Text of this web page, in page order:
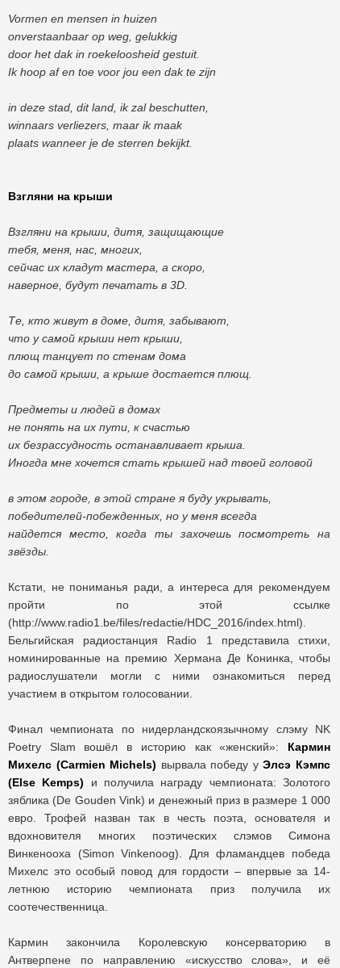
Vormen en mensen in huizen
onverstaanbaar op weg, gelukkig
door het dak in roekeloosheid gestuit.
Ik hoop af en toe voor jou een dak te zijn
in deze stad, dit land, ik zal beschutten,
winnaars verliezers, maar ik maak
plaats wanneer je de sterren bekijkt.
Взгляни на крыши
Взгляни на крыши, дитя, защищающие
тебя, меня, нас, многих,
сейчас их кладут мастера, а скоро,
наверное, будут печатать в 3D.
Те, кто живут в доме, дитя, забывают,
что у самой крыши нет крыши,
плющ танцует по стенам дома
до самой крыши, а крыше достается плющ.
Предметы и людей в домах
не понять на их пути, к счастью
их безрассудность останавливает крыша.
Иногда мне хочется стать крышей над твоей головой
в этом городе, в этой стране я буду укрывать,
победителей-побежденных, но у меня всегда
найдется место, когда ты захочешь посмотреть на
звёзды.
Кстати, не пониманья ради, а интереса для рекомендуем
пройти по этой ссылке
(http://www.radio1.be/files/redactie/HDC_2016/index.html).
Бельгийская радиостанция Radio 1 представила стихи,
номинированные на премию Хермана Де Конинка, чтобы
радиослушатели могли с ними ознакомиться перед
участием в открытом голосовании.
Финал чемпионата по нидерландскоязычному слэму NK
Poetry Slam вошёл в историю как «женский»: Кармин
Михелс (Carmien Michels) вырвала победу уЭлсэ Кэмпс
(Else Kemps) и получила награду чемпионата: Золотого
зяблика (De Gouden Vink) и денежный приз в размере 1 000
евро. Трофей назван так в честь поэта, основателя и
вдохновителя многих поэтических слэмов Симона
Винкенооха (Simon Vinkenoog). Для фламандцев победа
Михелс это особый повод для гордости – впервые за 14-
летнюю историю чемпионата приз получила их
соотечественница.
Кармин закончила Королевскую консерваторию в
Антверпене по направлению «искусство слова», и её